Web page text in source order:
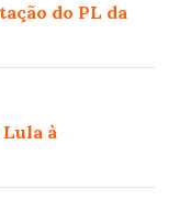
do PL da
à